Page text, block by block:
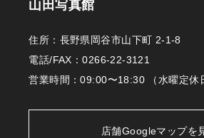
山田写真館
住所：長野県岡谷市山下町 2-1-8
電話/FAX：0266-22-3121
営業時間：09:00〜18:30 （水曜定休
店舗Googleマップを